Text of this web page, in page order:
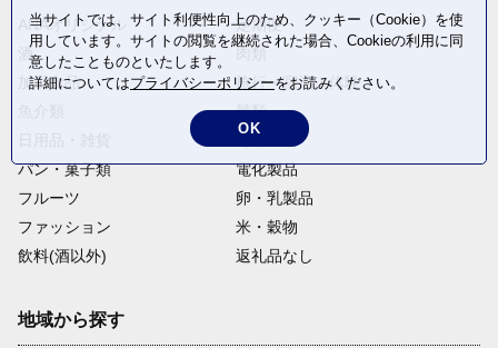
ANAオリジナル
定期便
酒
肉類
加工食品
旅行・宿泊・体験
麺類
パン・菓子類
電化製品
フルーツ
卵・乳製品
ファッション
米・穀物
飲料(酒以外)
返礼品なし
地域から探す
当サイトでは、サイト利便性向上のため、クッキー（Cookie）を使
用しています。サイトの閲覧を継続された場合、Cookieの利用に同
意したことものといたします。
詳細についてはプライバシーポリシーをお読みください。
OK